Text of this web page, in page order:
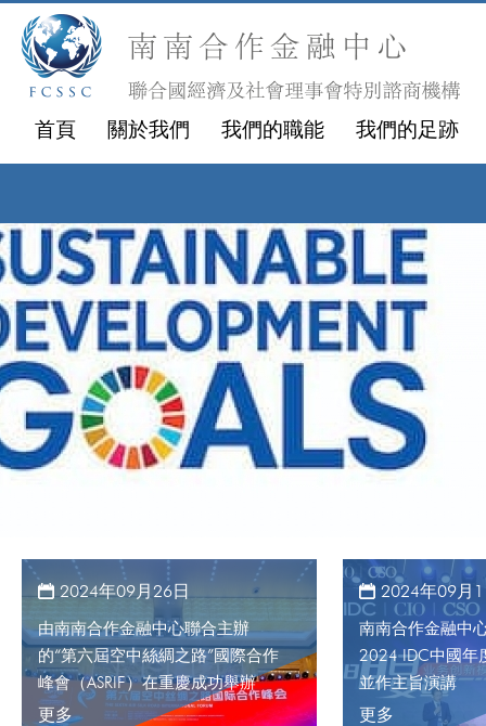
首頁 關於我們 我們的職能 我們的足跡
2024年09月26日
由南南合作金融中心聯合主辦
的“第六屆空中絲綢之路”國際合作
峰會（ASRIF）在重慶成功舉辦
更多
2024年09月
南南合作金融中
2024 IDC中國年
並作主旨演講
更多